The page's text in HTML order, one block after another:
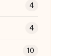
4
4
10